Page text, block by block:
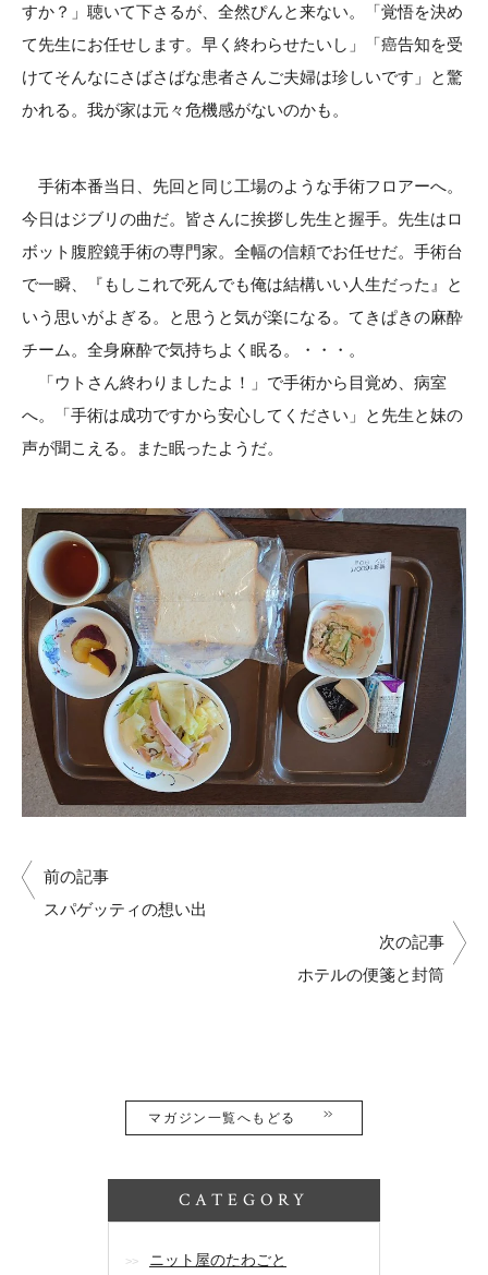
すか？」聴いて下さるが、全然ぴんと来ない。「覚悟を決め
て先生にお任せします。早く終わらせたいし」「癌告知を受
けてそんなにさばさばな患者さんご夫婦は珍しいです」と驚
かれる。我が家は元々危機感がないのかも。
手術本番当日、先回と同じ工場のような手術フロアーへ。
今日はジブリの曲だ。皆さんに挨拶し先生と握手。先生はロ
ボット腹腔鏡手術の専門家。全幅の信頼でお任せだ。手術台
で一瞬、『もしこれで死んでも俺は結構いい人生だった』と
いう思いがよぎる。と思うと気が楽になる。てきぱきの麻酔
チーム。全身麻酔で気持ちよく眠る。・・・。
「ウトさん終わりましたよ！」で手術から目覚め、病室
へ。「手術は成功ですから安心してください」と先生と妹の
声が聞こえる。また眠ったようだ。
前の記事
スパゲッティの想い出
次の記事
ホテルの便箋と封筒
マガジン一覧へもどる
CATEGORY
ニット屋のたわごと